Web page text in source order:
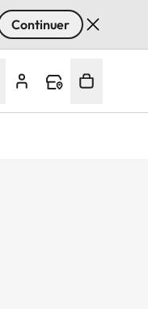
Continuer